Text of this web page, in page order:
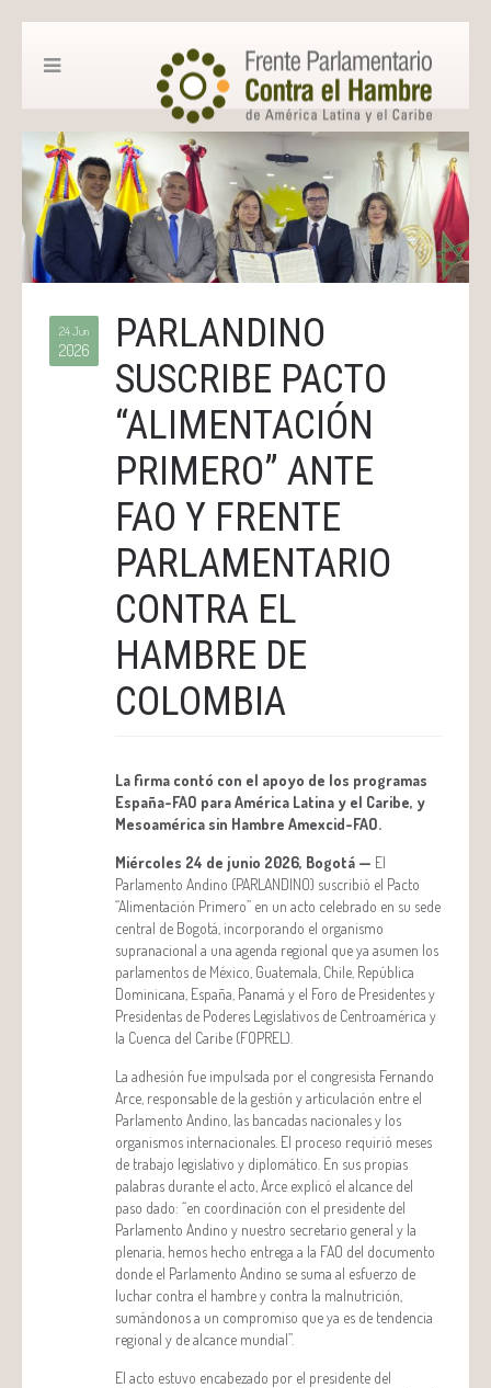
24 Jun
2026
PARLANDINO
SUSCRIBE PACTO
“ALIMENTACIÓN
PRIMERO” ANTE
FAO Y FRENTE
PARLAMENTARIO
CONTRA EL
HAMBRE DE
COLOMBIA
La firma contó con el apoyo de los programas
España-FAO para América Latina y el Caribe, y
Mesoamérica sin Hambre Amexcid-FAO.
Miércoles 24 de junio 2026, Bogotá — El
Parlamento Andino (PARLANDINO) suscribió el Pacto
“Alimentación Primero” en un acto celebrado en su sede
central de Bogotá, incorporando el organismo
supranacional a una agenda regional que ya asumen los
parlamentos de México, Guatemala, Chile, República
Dominicana, España, Panamá y el Foro de Presidentes y
Presidentas de Poderes Legislativos de Centroamérica y
la Cuenca del Caribe (FOPREL).
La adhesión fue impulsada por el congresista Fernando
Arce, responsable de la gestión y articulación entre el
Parlamento Andino, las bancadas nacionales y los
organismos internacionales. El proceso requirió meses
de trabajo legislativo y diplomático. En sus propias
palabras durante el acto, Arce explicó el alcance del
paso dado: “en coordinación con el presidente del
Parlamento Andino y nuestro secretario general y la
plenaria, hemos hecho entrega a la FAO del documento
donde el Parlamento Andino se suma al esfuerzo de
luchar contra el hambre y contra la malnutrición,
sumándonos a un compromiso que ya es de tendencia
regional y de alcance mundial”.
El acto estuvo encabezado por el presidente del